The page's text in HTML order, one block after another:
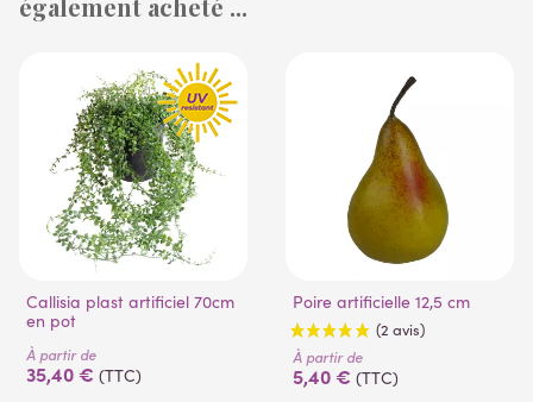
également acheté ...
Callisia plast artificiel 70cm
en pot
À partir de
35,40 € (TTC)
Poire artificielle 12,5 cm
À partir de
5,40 € (TTC)